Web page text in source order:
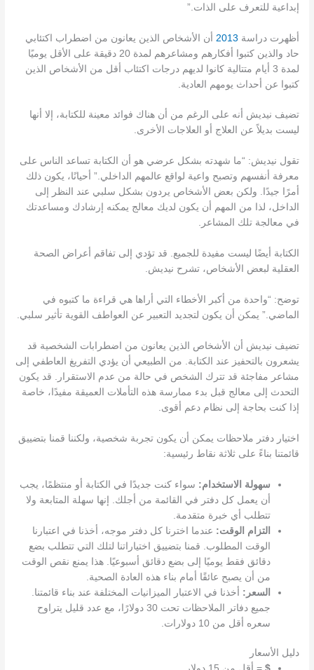
إبداعية للتعرف على الذات.”
أظهرت دراسة 2013 أن الأشخاص الذين يعانون من اضطراب اكتئابي
حاد والذين كتبوا أفكارهم ومشاعرهم لمدة 20 دقيقة على الأقل يوميًا
لمدة 3 أيام متتالية كانوا لديهم درجات اكتئاب أقل من الأشخاص الذين
كتبوا عن أحداث يومهم العادية.
تضيف نيديش أنه على الرغم من أن هناك فوائد معينة للكتابة، إلا أنها
ليست بديلاً عن العلاج أو العلاجات الأخرى.
تقول نيديش: “ما شهدته بشكل عرضي هو أن الكتابة تساعد الناس على
معرفة أنفسهم وتصبح واعية لواقع عالمهم الداخلي.” أحيانًا، يكون ذلك
أمرًا جيدًا. ولكن بعض الأشخاص يردون بشكل سلبي عند النظر إلى
الداخل، لذا من المهم أن يكون لديك معالج يمكنه إرشادك ومساعدتك
في معالجة تلك المشاعر.
الكتابة أيضًا ليست مفيدة للجميع. قد تؤدي إلى تفاقم أعراض الصحة
العقلية لبعض الأشخاص، تشرح نيديش.
توضح: “واحدة من أكبر الأخطاء التي أراها هي قراءة ما كتبوه في
الماضي.” يمكن أن يكون لتجديد التعبير عن العواطف القوية تأثير سلبي.
تضيف نيديش أن الأشخاص الذين يعانون من اضطرابات الشخصية قد
يشعرون بالتحفيز عند الكتابة. من الطبيعي أن يؤدي التفريغ العاطفي إلى
مشاعر مفاجئة قد تترك الشخص في حالة من عدم الاستقرار. قد يكون
التحدث إلى معالج قبل بدء ممارسة هذه التأملات العميقة مفيدًا، خاصة
إذا كنت بحاجة إلى نظام دعم أقوى.
اختيار دفتر ملاحظات يمكن أن يكون تجربة شخصية، ولكننا قمنا بتضييق
قائمتنا بناءً على ثلاثة نقاط رئيسية:
سهولة الاستخدام: سواء كنت جديدًا في الكتابة أو منتظمًا، يجب
أن يعمل كل دفتر في القائمة من أجلك. إنها سهلة المتابعة ولا
تتطلب أي خبرة متقدمة.
التزام الوقت: عندما اخترنا كل دفتر موجه، أخذنا في اعتبارنا
الوقت المطلوب. قمنا بتضييق اختياراتنا لتلك التي تتطلب بضع
دقائق فقط يوميًا إلى بضع دقائق أسبوعيًا. هذا يمنع نقص الوقت
من أن يصبح عائقًا أمام بناء هذه العادة الصحية.
السعر: أخذنا في الاعتبار الميزانيات المختلفة عند بناء قائمتنا.
جميع دفاتر الملاحظات تحت 30 دولارًا، مع عدد قليل يتراوح
سعره أقل من 10 دولارات.
دليل الأسعار